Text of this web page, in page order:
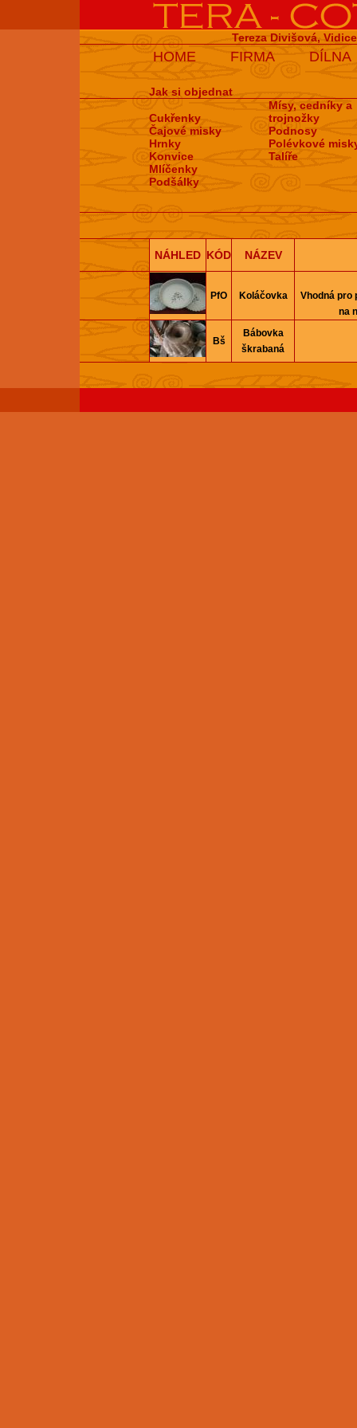
Tereza Divišová,
HOME FIRMA DÍLNA
Jak si objednat
Cukřenky
Čajové misky
Hrnky
Konvice
Mlíčenky
Podšálky
Mísy, cedníky a
trojnožky
Podnosy
Polévkové
Talíře
NÁHLED KÓD NÁZEV
PfO Koláčovka
Vhodná pro
na
Bš
Bábovka
škrabaná